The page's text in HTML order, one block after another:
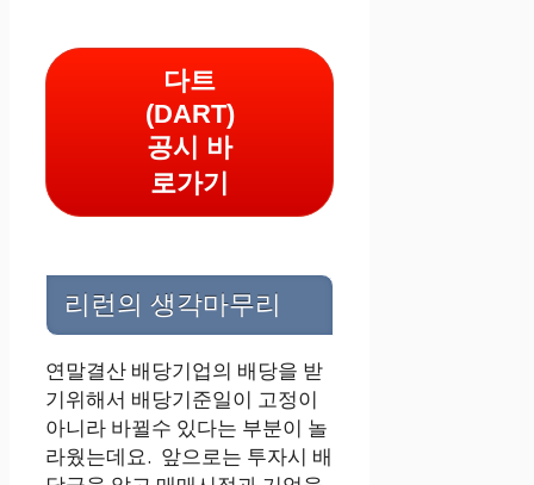
다트
(DART)
공시 바
로가기
리런의 생각마무리
연말결산 배당기업의 배당을 받
기위해서 배당기준일이 고정이
아니라 바뀔수 있다는 부분이 놀
라웠는데요. 앞으로는 투자시 배